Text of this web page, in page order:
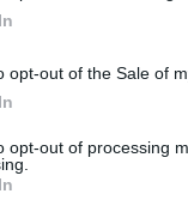
opt-out of the Sale of
opt-out of processing